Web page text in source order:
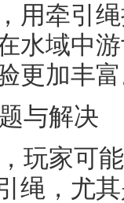
用牵引
水域中
更加丰
与解决
玩家可
绳，尤